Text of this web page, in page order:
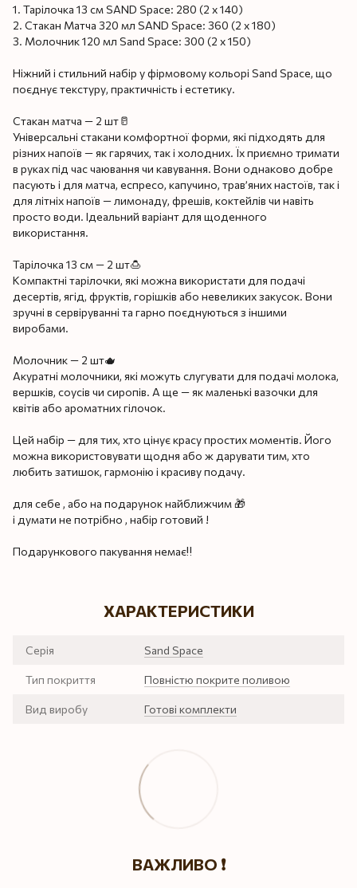
1. Тарілочка 13 см SAND Space: 280 (2 x 140)
2. Стакан Матча 320 мл SAND Space: 360 (2 x 180)
3. Молочник 120 мл Sand Space: 300 (2 x 150)
Ніжний і стильний набір у фірмовому кольорі Sand Space, що
поєднує текстуру, практичність і естетику.
Стакан матча — 2 шт🥛
Універсальні стакани комфортної форми, які підходять для
різних напоїв — як гарячих, так і холодних. Їх приємно тримати
в руках під час чаювання чи кавування. Вони однаково добре
пасують і для матча, еспресо, капучино, трав’яних настоїв, так і
для літніх напоїв — лимонаду, фрешів, коктейлів чи навіть
просто води. Ідеальний варіант для щоденного
використання.
Тарілочка 13 см — 2 шт🍮
Компактні тарілочки, які можна використати для подачі
десертів, ягід, фруктів, горішків або невеликих закусок. Вони
зручні в сервіруванні та гарно поєднуються з іншими
виробами.
Молочник — 2 шт🫖
Акуратні молочники, які можуть слугувати для подачі молока,
вершків, соусів чи сиропів. А ще — як маленькі вазочки для
квітів або ароматних гілочок.
Цей набір — для тих, хто цінує красу простих моментів. Його
можна використовувати щодня або ж дарувати тим, хто
любить затишок, гармонію і красиву подачу.
для себе , або на подарунок найближчим 🎁
і думати не потрібно , набір готовий !
Подарункового пакування немає‼️
ХАРАКТЕРИСТИКИ
Серія Sand Space
Тип покриття Повністю покрите поливою
Вид виробу Готові комплекти
ВАЖЛИВО ❗️